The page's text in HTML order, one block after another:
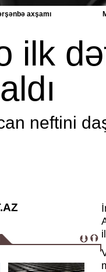
axşamı
ilk
neftini